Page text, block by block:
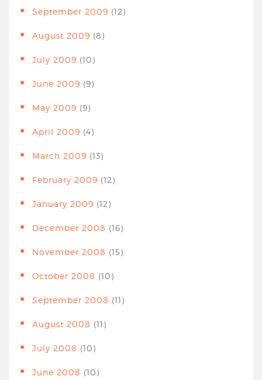
September 2009 (12)
August 2009 (8)
July 2009 (10)
June 2009 (9)
May 2009 (9)
April 2009 (4)
March 2009 (13)
February 2009 (12)
January 2009 (12)
December 2008 (16)
November 2008 (15)
October 2008 (10)
September 2008 (11)
August 2008 (11)
July 2008 (10)
June 2008 (10)